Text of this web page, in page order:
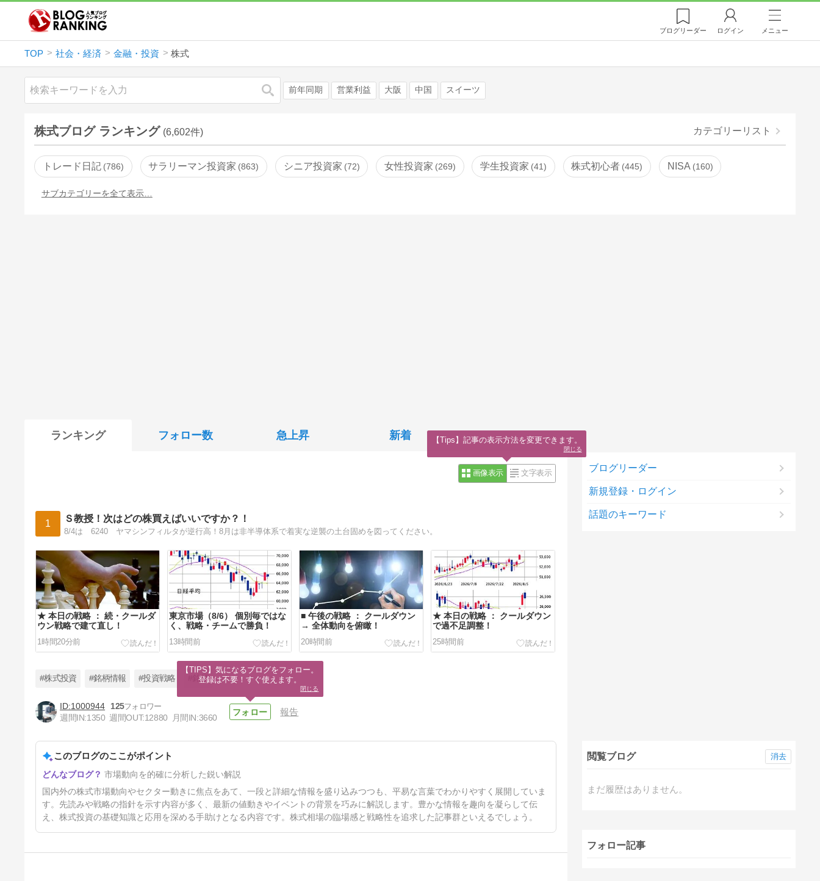
ブログリーダー ログイン メニュー
TOP 社会・経済 金融・投資 株式
検索 前年同期 営業利益 大阪 中国 スイーツ
株式ブログ ランキング (6,602件) カテゴリーリスト
トレード日記 786 サラリーマン投資家 863 シニア投資家 72 女性投資家 269 学生投資家 41 株式初心者 445 NISA 160
サブカテゴリーを全て表示…
ランキング フォロー数 急上昇 新着
画像表示 文字表示
1 Ｓ教授！次はどの株買えばいいですか？！
8/4は 6240 ヤマシンフィルタが逆行高！8月は非半導体系で着実な逆襲の土台固めを図ってください。
★ 本日の戦略 ： 続・クールダ
ウン戦略で建て直し！
1時間20分前
東京市場（8/6） 個別毎ではな
く、戦略・チームで勝負！
13時間前
■ 午後の戦略 ： クールダウン
→ 全体動向を俯瞰！
20時間前
★ 本日の戦略 ： クールダウン
で過不足調整！
25時間前
トップダウン戦略への切り替
え！
昨日
#株式投資 #銘柄情報 #投資戦略 #銘柄
1000944
125
週間IN:1350 週間OUT:12880 月間IN:3660
報告
このブログのここがポイント
市場動向を的確に分析した鋭い解説
国内外の株式市場動向やセクター動きに焦点をあて、一段と詳細な情報を盛り込みつつも、平易な言葉でわかりやすく展開していま
す。先読みや戦略の指針を示す内容が多く、最新の値動きやイベントの背景を巧みに解説します。豊かな情報を趣向を凝らして伝
え、株式投資の基礎知識と応用を深める手助けとなる内容です。株式相場の臨場感と戦略性を追求した記事群といえるでしょう。
ブログリーダー
新規登録・ログイン
話題のキーワード
閲覧ブログ
まだ履歴はありません。
消去
フォロー記事
【TIPS】気になるブログをフォロー。
登録は不要！すぐ使えます。
閉じる
【Tips】記事の表示方法を変更できます。
閉じる